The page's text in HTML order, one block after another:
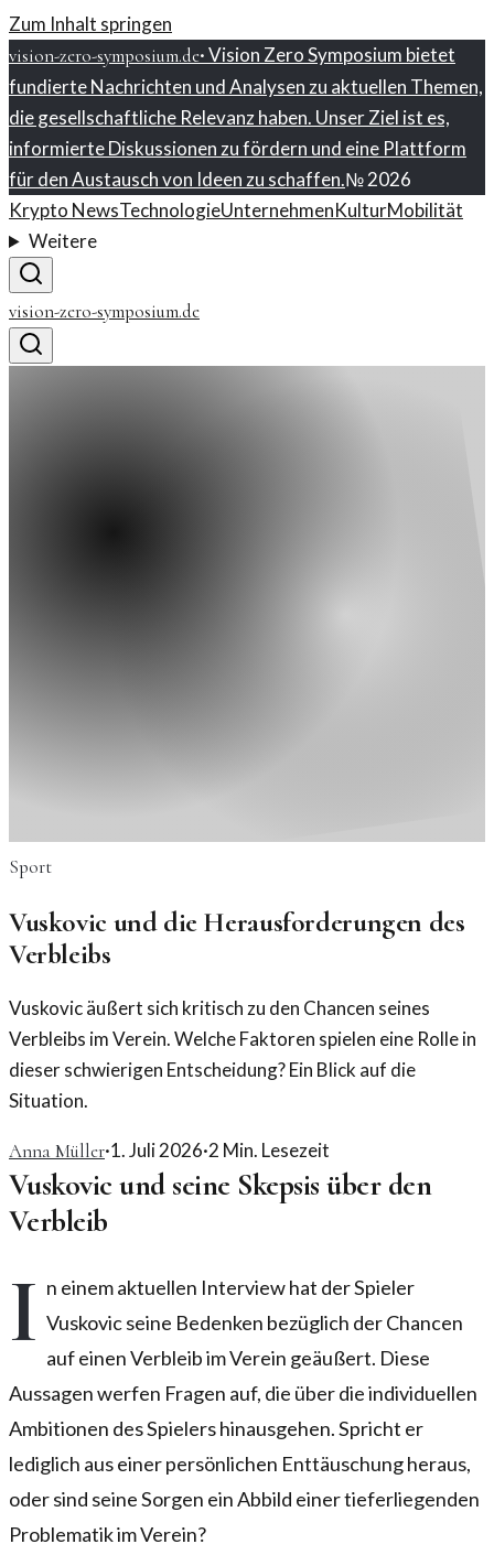
Zum Inhalt springen
vision-zero-symposium.de·Vision Zero Symposium bietet
fundierte Nachrichten und Analysen zu aktuellen Themen,
die gesellschaftliche Relevanz haben. Unser Ziel ist es,
informierte Diskussionen zu fördern und eine Plattform
für den Austausch von Ideen zu schaffen.№2026
Krypto NewsTechnologieUnternehmenKulturMobilität
Weitere
vision-zero-symposium.de
Sport
Vuskovic und die Herausforderungen des
Verbleibs
Vuskovic äußert sich kritisch zu den Chancen seines
Verbleibs im Verein. Welche Faktoren spielen eine Rolle in
dieser schwierigen Entscheidung? Ein Blick auf die
Situation.
Anna Müller·1. Juli 2026·2 Min. Lesezeit
Vuskovic und seine Skepsis über den
Verbleib
I n einem aktuellen Interview hat der Spieler
Vuskovic seine Bedenken bezüglich der Chancen
auf einen Verbleib im Verein geäußert. Diese
Aussagen werfen Fragen auf, die über die individuellen
Ambitionen des Spielers hinausgehen. Spricht er
lediglich aus einer persönlichen Enttäuschung heraus,
oder sind seine Sorgen ein Abbild einer tieferliegenden
Problematik im Verein?